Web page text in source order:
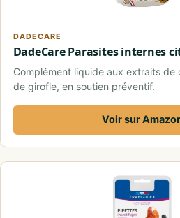
DADECARE
DadeCare Parasites internes
Complément liquide aux extraits de
de girofle, en soutien préventif.
Voir sur